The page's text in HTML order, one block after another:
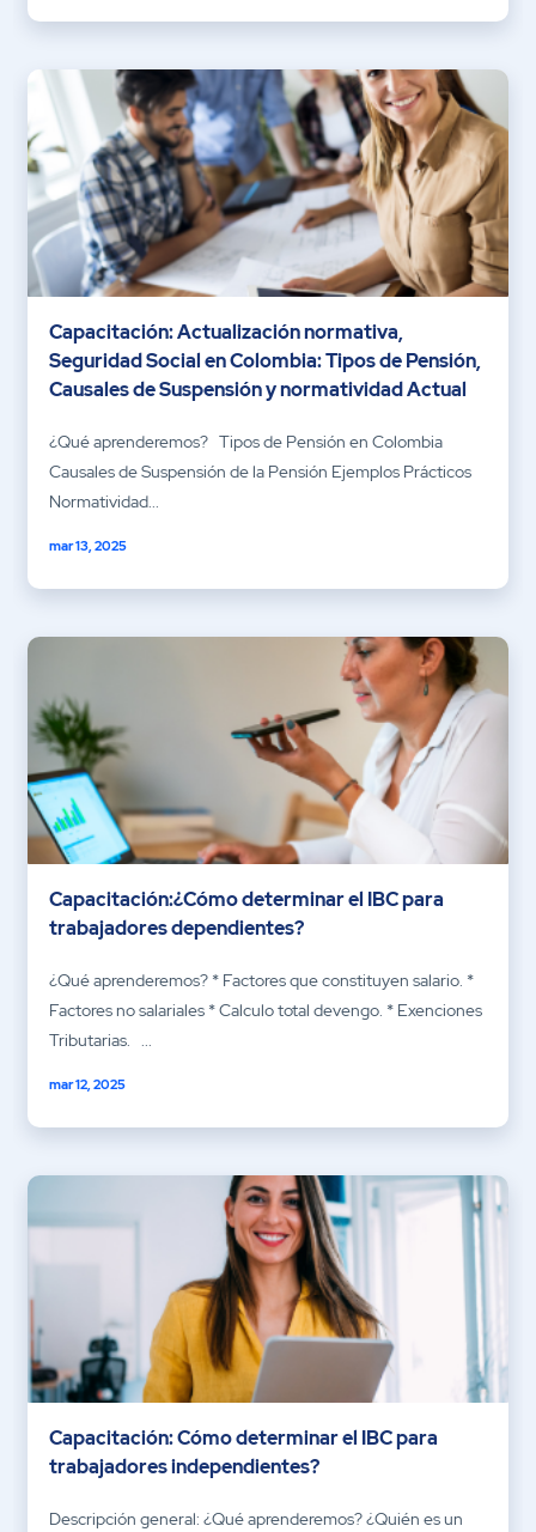
Capacitación: Actualización normativa,
Seguridad Social en Colombia: Tipos de Pensión,
Causales de Suspensión y normatividad Actual
¿Qué aprenderemos? Tipos de Pensión en Colombia
Causales de Suspensión de la Pensión Ejemplos Prácticos
Normatividad...
mar 13, 2025
Capacitación:¿Cómo determinar el IBC para
trabajadores dependientes?
¿Qué aprenderemos? * Factores que constituyen salario. *
Factores no salariales * Calculo total devengo. * Exenciones
Tributarias. ...
mar 12, 2025
Capacitación: Cómo determinar el IBC para
trabajadores independientes?
Descripción general: ¿Qué aprenderemos? ¿Quién es un